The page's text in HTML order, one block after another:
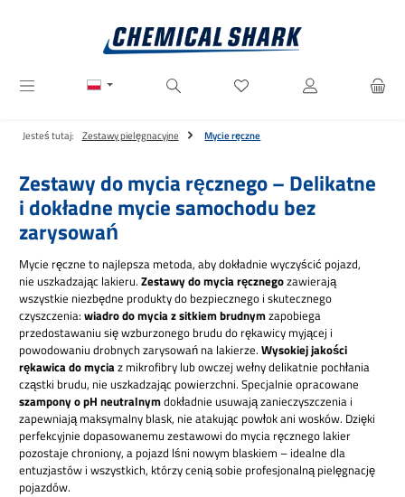
Masz 0 przedmioty na liście
Jesteś tutaj: Zestawy pielęgnacyjne Mycie ręczne
Zestawy do mycia ręcznego – Delikatne
i dokładne mycie samochodu bez
zarysowań
Mycie ręczne to najlepsza metoda, aby dokładnie wyczyścić pojazd,
nie uszkadzając lakieru. Zestawy do mycia ręcznegozawierają
wszystkie niezbędne produkty do bezpiecznego i skutecznego
czyszczenia: wiadro do mycia z sitkiem brudnymzapobiega
przedostawaniu się wzburzonego brudu do rękawicy myjącej i
powodowaniu drobnych zarysowań na lakierze. Wysokiej jakości
rękawica do myciaz mikrofibry lub owczej wełny delikatnie pochłania
cząstki brudu, nie uszkadzając powierzchni. Specjalnie opracowane
szampony o pH neutralnymdokładnie usuwają zanieczyszczenia i
zapewniają maksymalny blask, nie atakując powłok ani wosków. Dzięki
perfekcyjnie dopasowanemu zestawowi do mycia ręcznego lakier
pozostaje chroniony, a pojazd lśni nowym blaskiem – idealne dla
entuzjastów i wszystkich, którzy cenią sobie profesjonalną pielęgnację
pojazdów.